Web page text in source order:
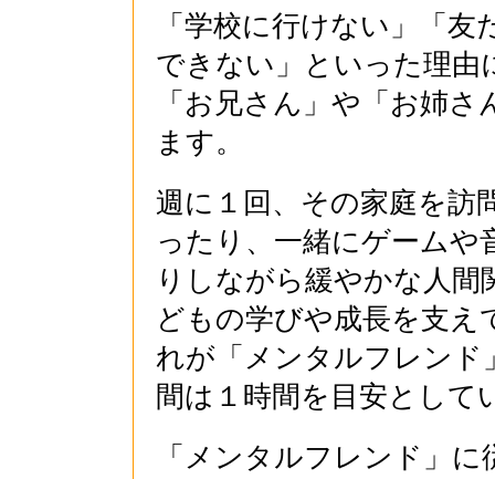
「学校に行けない」「
できない」といった理由
「お兄さん」や「お姉
ます。
週に１回、その家庭を訪
ったり、一緒にゲームや
りしながら緩やかな人間
どもの学びや成長を支
れが「メンタルフレン
間は１時間を目安として
「メンタルフレンド」